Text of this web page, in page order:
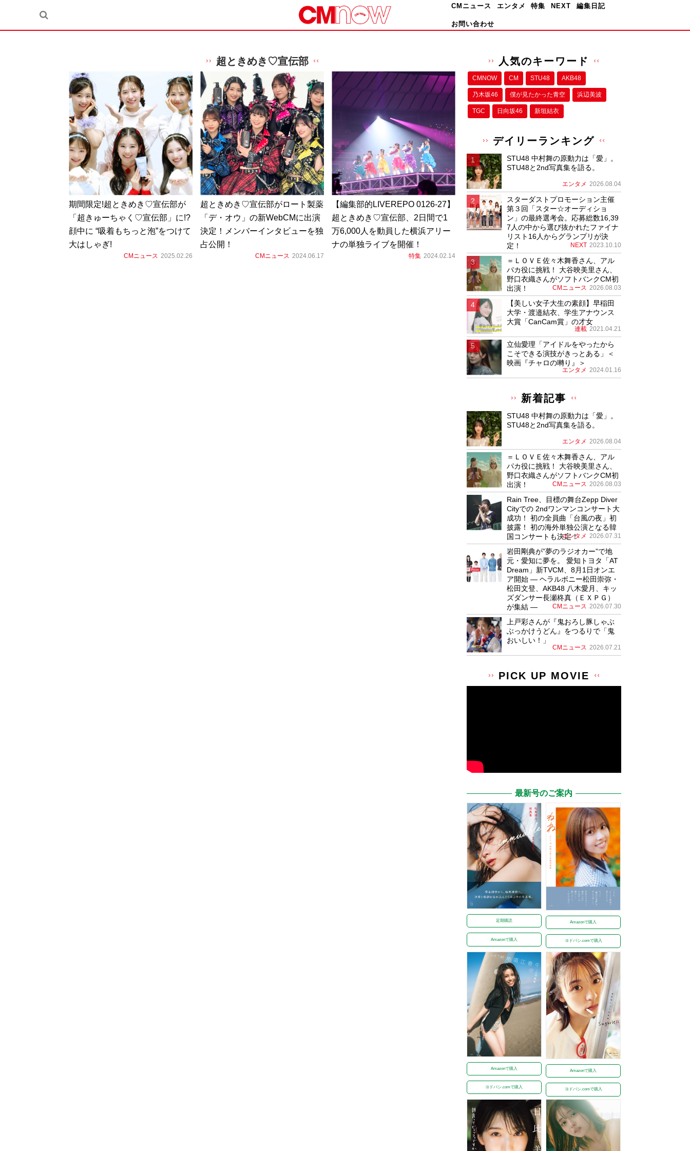
CMニュース エンタメ 特集 NEXT 編集日記
お問い合わせ
超ときめき♡宣伝部
期間限定!超ときめき♡宣伝部が
「超きゅーちゃく♡宣伝部」に!?
顔中に “吸着もちっと泡”をつけて
大はしゃぎ!
CMニュース 2025.02.26
超ときめき♡宣伝部がロート製薬
「デ・オウ」の新WebCMに出演
決定！メンバーインタビューを独
占公開！
CMニュース 2024.06.17
【編集部的LIVEREPO 0126-27】
超ときめき♡宣伝部、2日間で1
万6,000人を動員した横浜アリー
ナの単独ライブを開催！
特集 2024.02.14
人気のキーワード
CMNOW CM STU48 AKB48
乃木坂46 僕が⾒たかった⻘空 浜辺美波
TGC 日向坂46 新垣結衣
デイリーランキング
STU48 中村舞の原動力は「愛」。
STU48と2nd写真集を語る。
エンタメ 2026.08.04
スターダストプロモーション主催
第３回「スター☆オーディショ
ン」の最終選考会。応募総数16,39
7人の中から選び抜かれたファイナ
リスト16人からグランプリが決
定！
NEXT 2023.10.10
＝ＬＯＶＥ佐々木舞香さん、アル
パカ役に挑戦！ 大谷映美里さん、
野口衣織さんがソフトバンクCM初
出演！
CMニュース 2026.08.03
【美しい女子大生の素顔】早稲田
大学・渡邉結衣、学生アナウンス
大賞「CanCam賞」の才女
連載 2021.04.21
立仙愛理「アイドルをやったから
こそできる演技がきっとある」＜
映画『チャロの囀り』＞
エンタメ 2024.01.16
新着記事
STU48 中村舞の原動力は「愛」。
STU48と2nd写真集を語る。
エンタメ 2026.08.04
＝ＬＯＶＥ佐々木舞香さん、アル
パカ役に挑戦！ 大谷映美里さん、
野口衣織さんがソフトバンクCM初
出演！
CMニュース 2026.08.03
Rain Tree、目標の舞台Zepp Diver
Cityでの 2ndワンマンコンサート大
成功！ 初の全員曲「台風の夜」初
披露！ 初の海外単独公演となる韓
国コンサートも決定！
エンタメ 2026.07.31
岩田剛典が”夢のラジオカー”で地
元・愛知に夢を。 愛知トヨタ「AT
Dream」新TVCM、8月1日オンエ
ア開始 ― ヘラルボニー松田崇弥・
松田文登、AKB48 八木愛月、キッ
ズダンサー長瀬柊真（ＥＸＰＧ）
が集結 ―
CMニュース 2026.07.30
上戸彩さんが『鬼おろし豚しゃぶ
ぶっかけうどん』をつるりで「鬼
おいしい！」
CMニュース 2026.07.21
PICK UP MOVIE
最新号のご案内
定期購読
Amazonで購入
Amazonで購入
ヨドバシ.comで購入
Amazonで購入
ヨドバシ.comで購入
Amazonで購入
ヨドバシ.comで購入